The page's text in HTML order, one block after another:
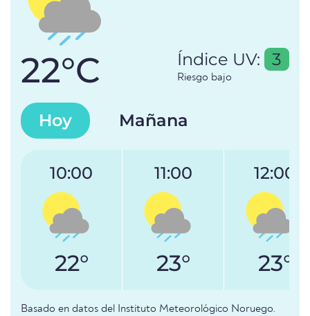
22°C Índice UV: 3
Riesgo bajo
Hoy Mañana
10:00
22°
11:00
23°
12:00
23°
Basado en datos del Instituto Meteorológico Noruego.